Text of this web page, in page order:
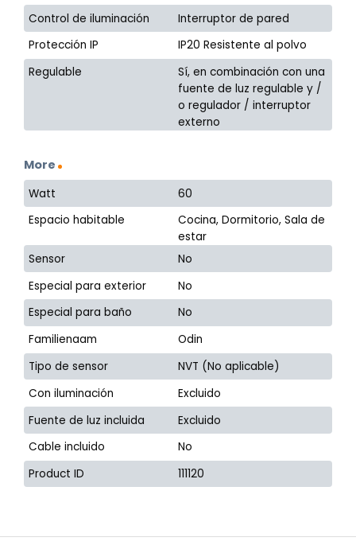
Control de iluminación
Interruptor de pared
Protección IP
IP20 Resistente al polvo
Regulable
Sí, en combinación con una
fuente de luz regulable y /
o regulador / interruptor
externo
More
Watt
60
Espacio habitable
Cocina, Dormitorio, Sala de
estar
Sensor
No
Especial para exterior
No
Especial para baño
No
Familienaam
Odin
Tipo de sensor
NVT (No aplicable)
Con iluminación
Excluido
Fuente de luz incluida
Excluido
Cable incluido
No
Product ID
111120